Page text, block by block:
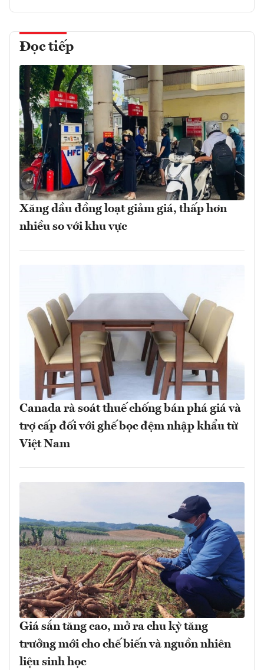
Đọc tiếp
Xăng dầu đồng loạt giảm giá, thấp hơn
nhiều so với khu vực
Canada rà soát thuế chống bán phá giá và
trợ cấp đối với ghế bọc đệm nhập khẩu từ
Việt Nam
Giá sắn tăng cao, mở ra chu kỳ tăng
trưởng mới cho chế biến và nguồn nhiên
liệu sinh học